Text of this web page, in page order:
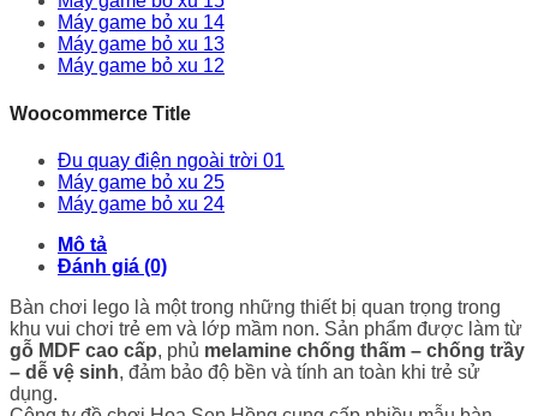
Máy game bỏ xu 14
Máy game bỏ xu 13
Máy game bỏ xu 12
Woocommerce Title
Đu quay điện ngoài trời 01
Máy game bỏ xu 25
Máy game bỏ xu 24
Mô tả
Đánh giá (0)
Bàn chơi lego là một trong những thiết bị quan trọng trong
khu vui chơi trẻ em và lớp mầm non. Sản phẩm được làm từ
gỗ MDF cao cấp, phủ melamine chống thấm – chống trầy
– dễ vệ sinh, đảm bảo độ bền và tính an toàn khi trẻ sử
dụng.